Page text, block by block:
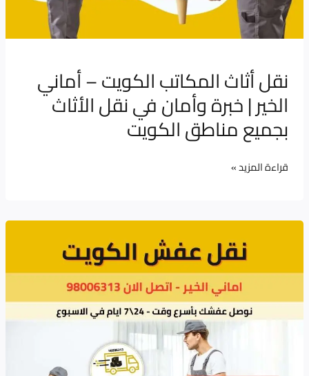
نقل أثاث المكاتب الكويت – أماني
الخير | خبرة وأمان في نقل الأثاث
بجميع مناطق الكويت
بجميع
مناطق
قراءة المزيد »
قبل